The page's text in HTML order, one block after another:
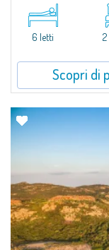
disposti al piano
cottura, camera
6 letti
Scopri di